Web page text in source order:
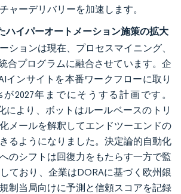
ャーデリバリーを加速します。
ハイパーオートメーション施策の拡大
ションは現在、プロセスマイニング、
合プログラムに融合させています。企
インサイトを本番ワークフローに取り
2027年までにそうする計画です。
により、ボットはルールベースのトリ
メールを解釈してエンドツーエンドの
るようになりました。決定論的自動化
のシフトは回復力をもたらす一方で監
ており、企業はDORAに基づく欧州銀
制当局向けに予測と信頼スコアを記録